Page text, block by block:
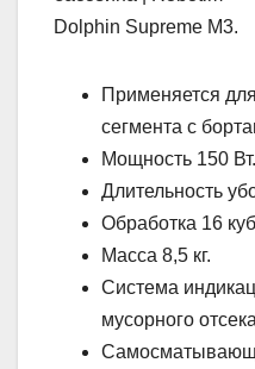
Dolphin Supreme M3.
Применяется
сегмента с
Мощность 150 Вт.
Длительность
Обработка 16
Масса 8,5 кг.
Система
мусорного